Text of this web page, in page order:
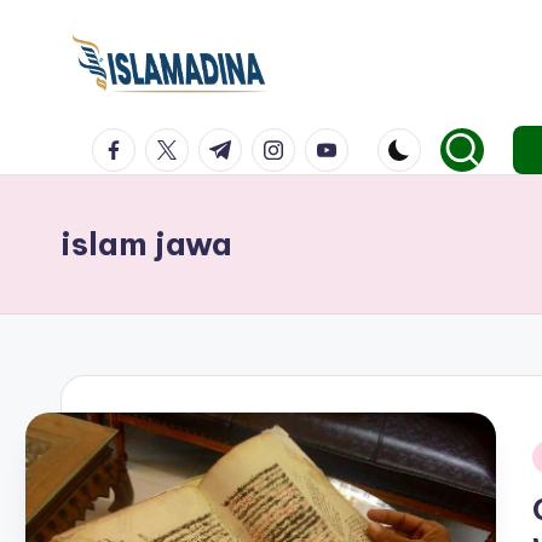
facebook.com
twitter.com
t.me instagram.com
youtube.com
islam jawa